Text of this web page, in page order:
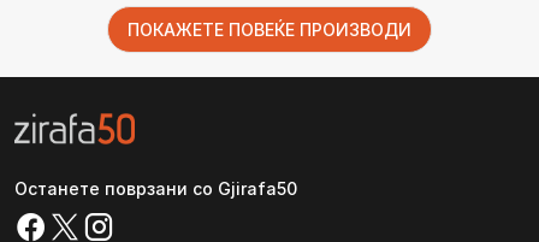
ПОКАЖЕТЕ ПОВЕЌЕ ПРОИЗВОДИ
Останете поврзани со Gjirafa50